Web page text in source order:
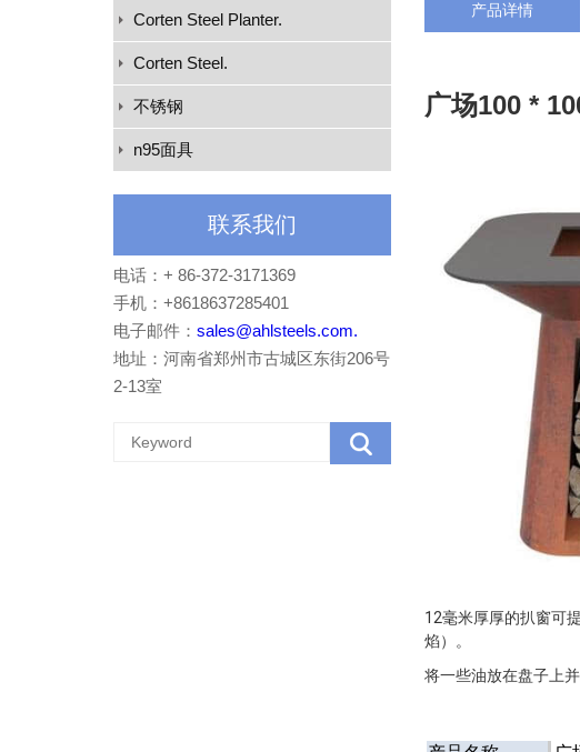
Corten Steel Planter.
Corten Steel.
不锈钢
n95面具
联系我们
电话：+ 86-372-3171369
手机：+8618637285401
电子邮件： sales@ahlsteels.com.
地址：河南省郑州市古城区东街206号
2-13室
产品详情
广场100 *
12毫米厚厚的扒窗可
焰）。
将一些油放在盘子上